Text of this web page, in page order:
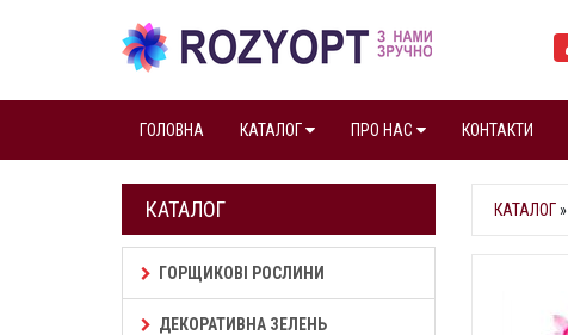
ГОЛОВНА КАТАЛОГ ПРО НАС КОНТАКТИ
КАТАЛОГ
ГОРЩИКОВІ РОСЛИНИ
ДЕКОРАТИВНА ЗЕЛЕНЬ
КАТАЛОГ»